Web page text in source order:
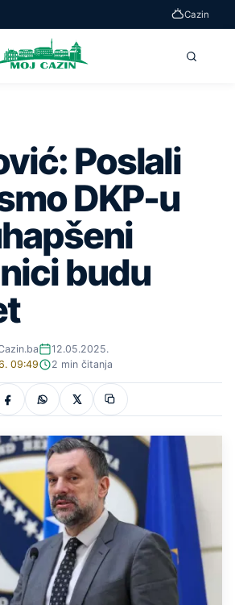
Cazin
Poslali
DKP-u
budu
12.05.2025.
09:49
2 min čitanja